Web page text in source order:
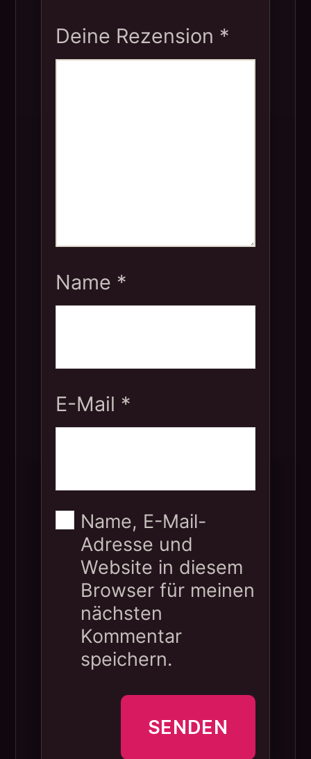
Deine Rezension *
Name *
E-Mail *
Name, E-Mail-
Adresse und
Website in diesem
Browser für meinen
nächsten
Kommentar
speichern.